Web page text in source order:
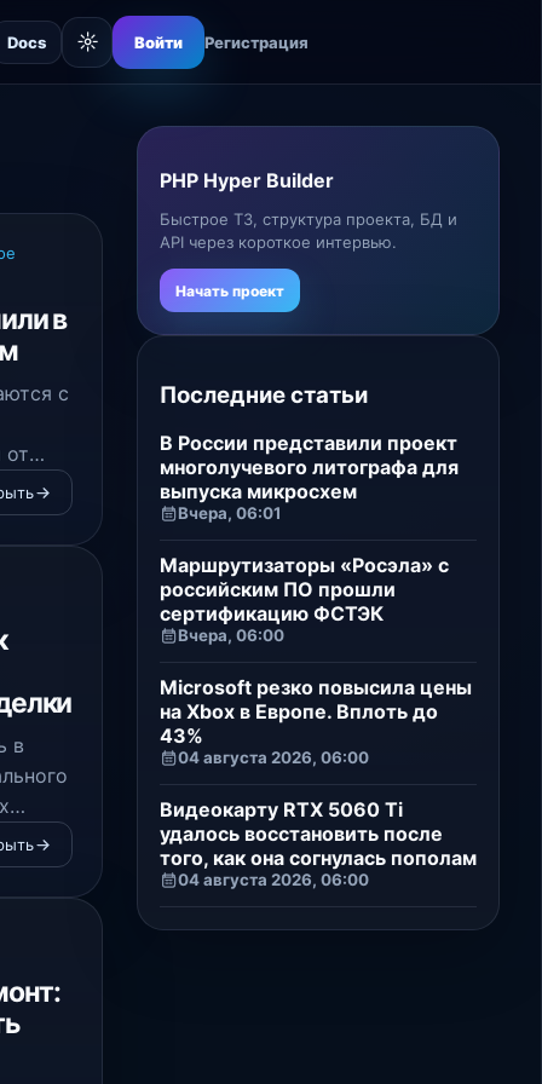
Docs ☼ Войти Регистрация
в
с
от
в 6
в
PHP Hyper Builder
Быстрое ТЗ, структура проекта, БД и
API через короткое интервью.
Начать проект
Последние статьи
В России представили проект
многолучевого литографа для
выпуска микросхем
Вчера, 06:01
Маршрутизаторы «Росэла» с
российским ПО прошли
сертификацию ФСТЭК
Вчера, 06:00
Microsoft резко повысила цены
на Xbox в Европе. Вплоть до
43%
04 августа 2026, 06:00
Видеокарту RTX 5060 Ti
удалось восстановить после
того, как она согнулась пополам
04 августа 2026, 06:00